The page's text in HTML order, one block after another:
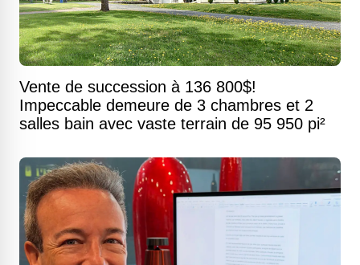
Vente de succession à 136 800$!
Impeccable demeure de 3 chambres et 2
salles bain avec vaste terrain de 95 950 pi²